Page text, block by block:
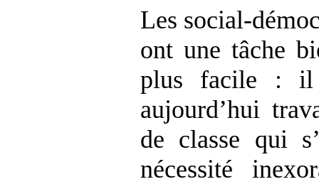
Les social-
ont une tâche
plus facile : il
aujourd’hui
de classe qui
nécessité